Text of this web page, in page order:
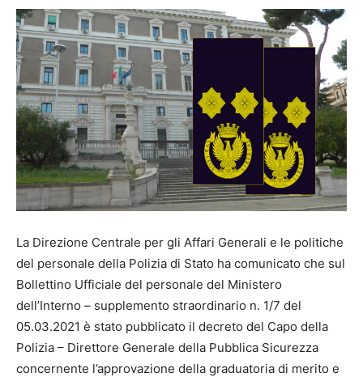
La Direzione Centrale per gli Affari Generali e le politiche
del personale della Polizia di Stato ha comunicato che sul
Bollettino Ufficiale del personale del Ministero
dell’Interno – supplemento straordinario n. 1/7 del
05.03.2021 è stato pubblicato il decreto del Capo della
Polizia – Direttore Generale della Pubblica Sicurezza
concernente l’approvazione della graduatoria di merito e